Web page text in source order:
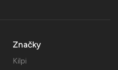
Značky
Kilpi